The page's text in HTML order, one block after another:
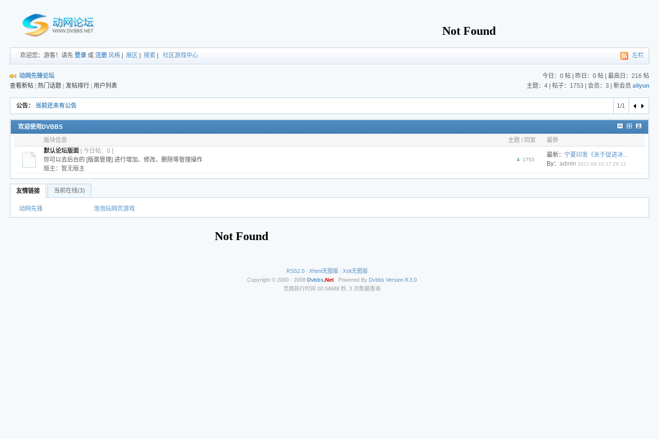
左栏
欢迎您：游客！请先登录 或注册 风格 |展区 |搜索 社区游戏中心
动网先锋论坛
查看新帖 |热门话题 |发帖排行 |用户列表
今日：0 帖 | 昨日：0 帖 | 最高日：216 帖
主题：4 | 帖子：1753 | 会员：3 | 新会员 aliyun
公告： 当前还未有公告 1/1
欢迎使用DVBBS
版块信息
主题 / 回复
最新
默认论坛版面 [ 今日帖：0 ]
你可以去后台的 [版面管理] 进行增加、修改、删除等管理操作
版主：暂无版主
4/ 1753
最新： 宁夏印发《关于促进冰...
By： admin 2021-09-10 17:28:12
友情链接 当前在线(3)
动网先锋 泡泡玩网页游戏
RSS2.0 | Xhtml无图版 | Xslt无图版
Copyright © 2000 - 2008 Dvbbs.Net Powered By Dvbbs Version 8.3.0
页面执行时间 00.04688 秒, 3 次数据查询